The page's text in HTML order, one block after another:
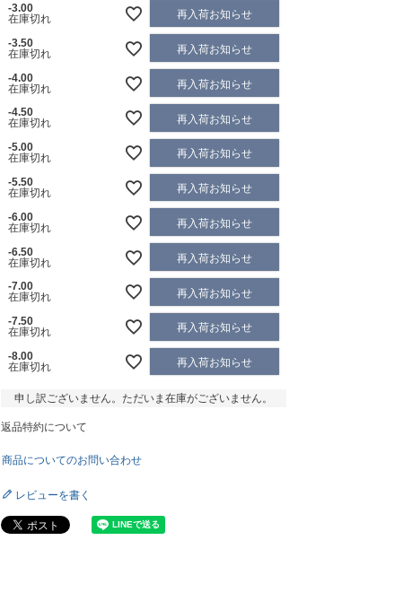
-3.00
在庫切れ
再入荷お知らせ
-3.50
在庫切れ
再入荷お知らせ
-4.00
在庫切れ
再入荷お知らせ
-4.50
在庫切れ
再入荷お知らせ
-5.00
在庫切れ
再入荷お知らせ
-5.50
在庫切れ
再入荷お知らせ
-6.00
在庫切れ
再入荷お知らせ
-6.50
在庫切れ
再入荷お知らせ
-7.00
在庫切れ
再入荷お知らせ
-7.50
在庫切れ
再入荷お知らせ
-8.00
在庫切れ
再入荷お知らせ
申し訳ございません。ただいま在庫がございません。
返品特約について
商品についてのお問い合わせ
レビューを書く